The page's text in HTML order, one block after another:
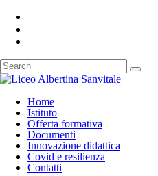
Home
Istituto
Offerta formativa
Documenti
Innovazione didattica
Covid e resilienza
Contatti